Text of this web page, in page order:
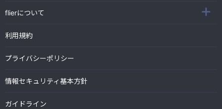
flierについて
利用規約
プライバシーポリシー
情報セキュリティ基本方針
ガイドライン